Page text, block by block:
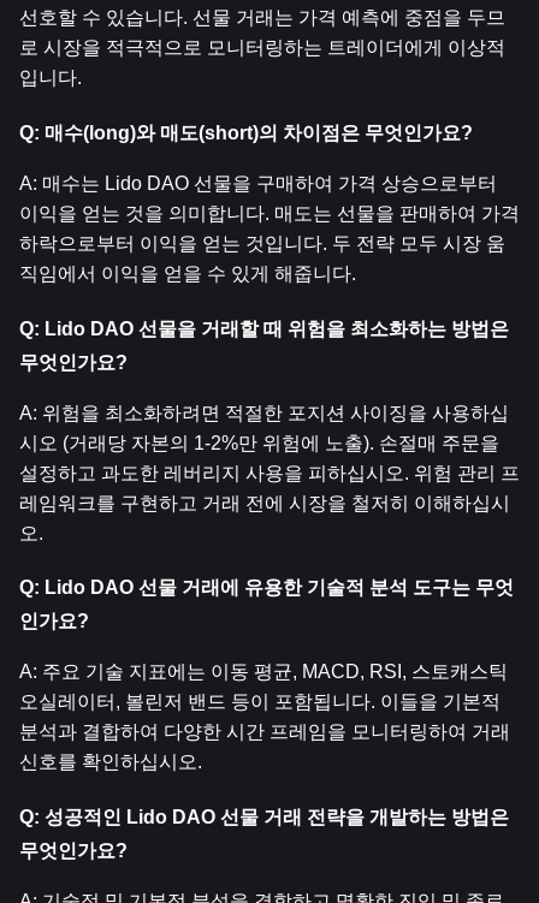
선호할 수 있습니다. 선물 거래는 가격 예측에 중점을 두므
로 시장을 적극적으로 모니터링하는 트레이더에게 이상적
입니다.
Q: 매수(long)와 매도(short)의 차이점은 무엇인가요?
A: 매수는 Lido DAO 선물을 구매하여 가격 상승으로부터
이익을 얻는 것을 의미합니다. 매도는 선물을 판매하여 가격
하락으로부터 이익을 얻는 것입니다. 두 전략 모두 시장 움
직임에서 이익을 얻을 수 있게 해줍니다.
Q: Lido DAO 선물을 거래할 때 위험을 최소화하는 방법은
무엇인가요?
A: 위험을 최소화하려면 적절한 포지션 사이징을 사용하십
시오 (거래당 자본의 1-2%만 위험에 노출). 손절매 주문을
설정하고 과도한 레버리지 사용을 피하십시오. 위험 관리 프
레임워크를 구현하고 거래 전에 시장을 철저히 이해하십시
오.
Q: Lido DAO 선물 거래에 유용한 기술적 분석 도구는 무엇
인가요?
A: 주요 기술 지표에는 이동 평균, MACD, RSI, 스토캐스틱
오실레이터, 볼린저 밴드 등이 포함됩니다. 이들을 기본적
분석과 결합하여 다양한 시간 프레임을 모니터링하여 거래
신호를 확인하십시오.
Q: 성공적인 Lido DAO 선물 거래 전략을 개발하는 방법은
무엇인가요?